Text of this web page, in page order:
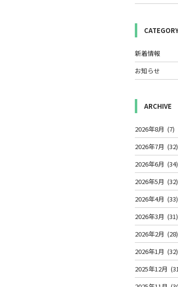
新着情報
お知らせ
ARCHIVE
2026年8月 (7)
2026年7月 (32)
2026年6月 (34)
2026年5月 (32)
2026年4月 (33)
2026年3月 (31)
2026年2月 (28)
2026年1月 (32)
2025年12月